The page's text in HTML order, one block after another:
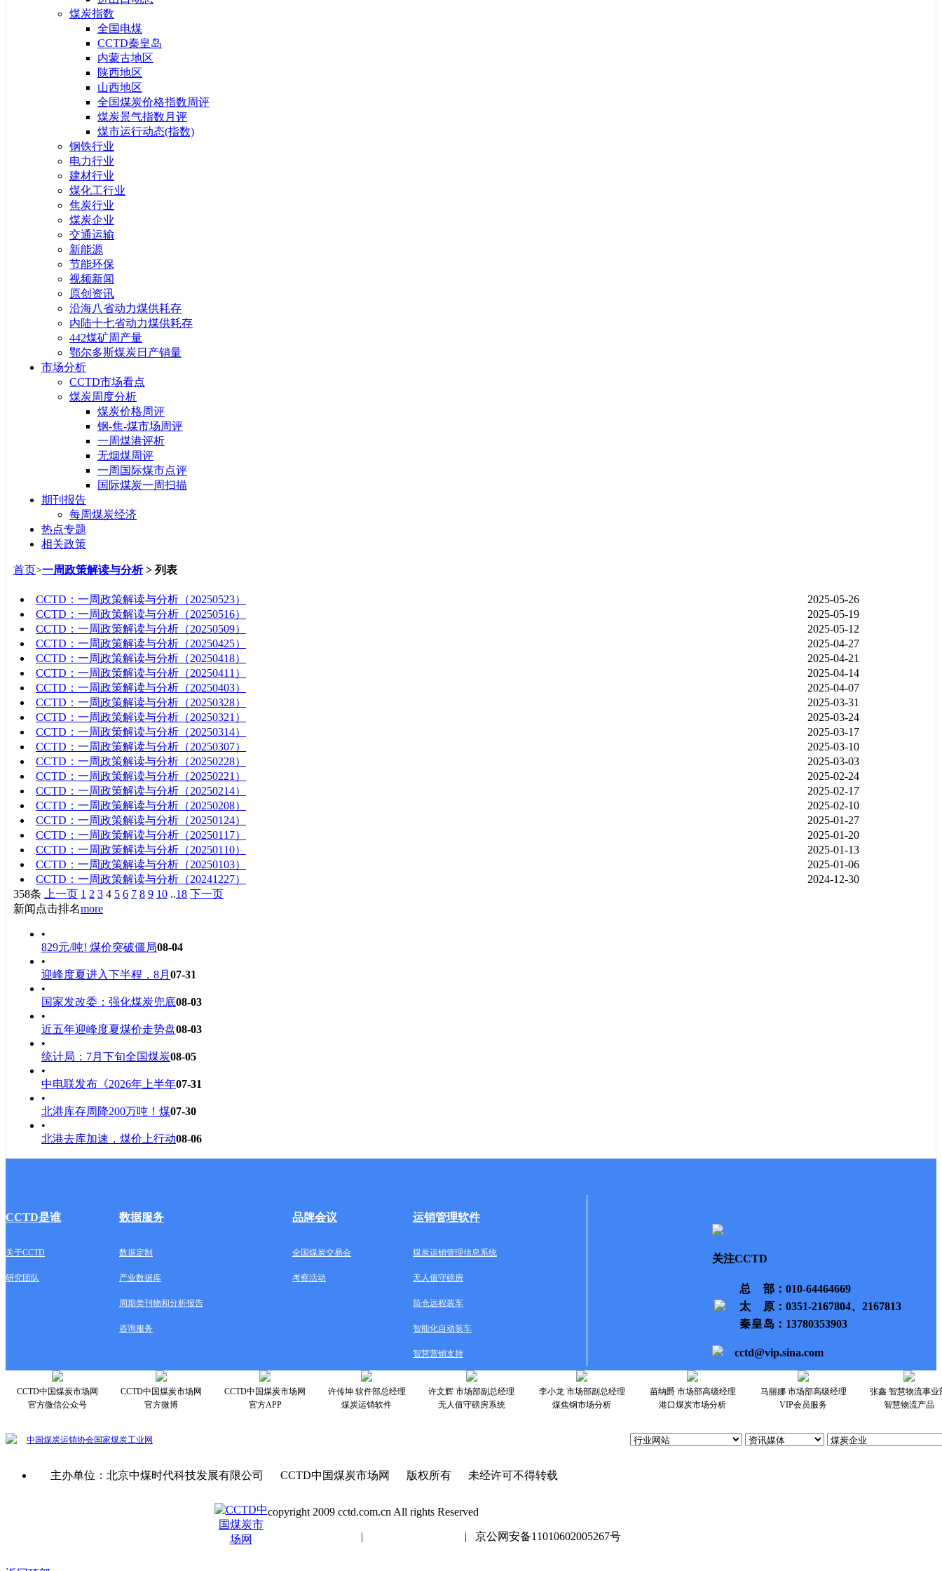
煤炭指数
全国电煤
CCTD秦皇岛
内蒙古地区
陕西地区
山西地区
全国煤炭价格指数周评
煤炭景气指数月评
煤市运行动态(指数)
钢铁行业
电力行业
建材行业
煤化工行业
焦炭行业
煤炭企业
交通运输
新能源
节能环保
视频新闻
原创资讯
沿海八省动力煤供耗存
内陆十七省动力煤供耗存
442煤矿周产量
鄂尔多斯煤炭日产销量
市场分析
CCTD市场看点
煤炭周度分析
煤炭价格周评
钢-焦-煤市场周评
一周煤港评析
无烟煤周评
一周国际煤市点评
国际煤炭一周扫描
期刊报告
每周煤炭经济
热点专题
相关政策
首页>一周政策解读与分析> 列表
CCTD：一周政策解读与分析（20250523）
2025-05-26
CCTD：一周政策解读与分析（20250516）
2025-05-19
CCTD：一周政策解读与分析（20250509）
2025-05-12
CCTD：一周政策解读与分析（20250425）
2025-04-27
CCTD：一周政策解读与分析（20250418）
2025-04-21
CCTD：一周政策解读与分析（20250411）
2025-04-14
CCTD：一周政策解读与分析（20250403）
2025-04-07
CCTD：一周政策解读与分析（20250328）
2025-03-31
CCTD：一周政策解读与分析（20250321）
2025-03-24
CCTD：一周政策解读与分析（20250314）
2025-03-17
CCTD：一周政策解读与分析（20250307）
2025-03-10
CCTD：一周政策解读与分析（20250228）
2025-03-03
CCTD：一周政策解读与分析（20250221）
2025-02-24
CCTD：一周政策解读与分析（20250214）
2025-02-17
CCTD：一周政策解读与分析（20250208）
2025-02-10
CCTD：一周政策解读与分析（20250124）
2025-01-27
CCTD：一周政策解读与分析（20250117）
2025-01-20
CCTD：一周政策解读与分析（20250110）
2025-01-13
CCTD：一周政策解读与分析（20250103）
2025-01-06
CCTD：一周政策解读与分析（20241227）
2024-12-30
358条
上一页 1 2 3 4 5 6 7 8 9 10 ..18 下一页
新闻点击排名more
•
829元/吨! 煤价突破僵局08-04
•
迎峰度夏进入下半程，8月 07-31
•
国家发改委：强化煤炭兜底08-03
•
近五年迎峰度夏煤价走势盘08-03
•
统计局：7月下旬全国煤炭08-05
•
中电联发布《2026年上半年07-31
•
北港库存周降200万吨！煤07-30
•
北港去库加速，煤价上行动08-06
CCTD是谁 数据服务 品牌会议 运销管理软件
关于CCTD 数据定制 全国煤炭交易会 煤炭运销管理信息系统
研究团队 产业数据库 考察活动 无人值守磅房
周期类刊物和分析报告 筒仓远程装车
咨询服务 智能化自动装车
智慧营销支持
关注CCTD
总部 ：010-64464669
太原 ：0351-2167804、2167813
秦皇岛 ：13780353903
cctd@vip.sina.com
CCTD中国煤炭市场网
官方微信公众号
CCTD中国煤炭市场网
官方微博
CCTD中国煤炭市场网
官方APP
许传坤 软件部总经理
煤炭运销软件
许文辉 市场部副总经理
无人值守磅房系统
李小龙 市场部副总经理
煤焦钢市场分析
苗纳爵 市场部高级经理
港口煤炭市场分析
马丽娜 市场部高级经理
VIP会员服务
张鑫 智慧物流事业
智慧物流产品
中国煤炭运销协会国家煤炭工业网
主办单位：北京中煤时代科技发展有限公司 CCTD中国煤炭市场网 版权所有 未经许可不得转载
copyright 2009 cctd.com.cn All rights Reserved
| | 京公网安备11010602005267号